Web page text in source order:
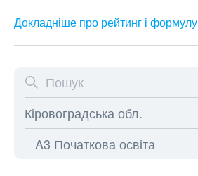
Докладніше про рейтинг і формулу